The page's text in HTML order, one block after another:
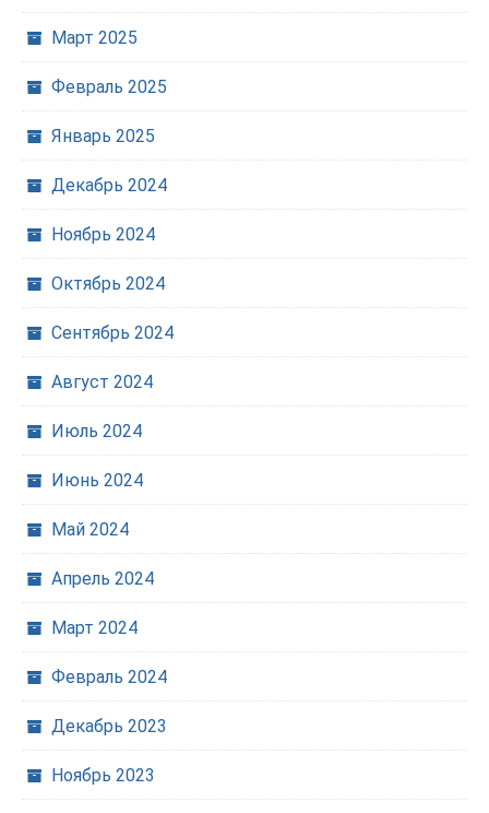
Март 2025
Февраль 2025
Январь 2025
Декабрь 2024
Ноябрь 2024
Октябрь 2024
Сентябрь 2024
Август 2024
Июль 2024
Июнь 2024
Май 2024
Апрель 2024
Март 2024
Февраль 2024
Декабрь 2023
Ноябрь 2023